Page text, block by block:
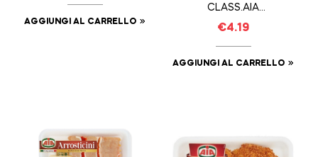
AGGIUNGI AL CARRELLO
CLASS.AIA
CFGR0245
€4.19
AGGIUNGI AL CARRELLO